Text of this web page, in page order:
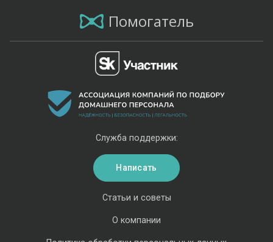
Помогатель
Статьи и советы
О компании
Служба поддержки:
Написать